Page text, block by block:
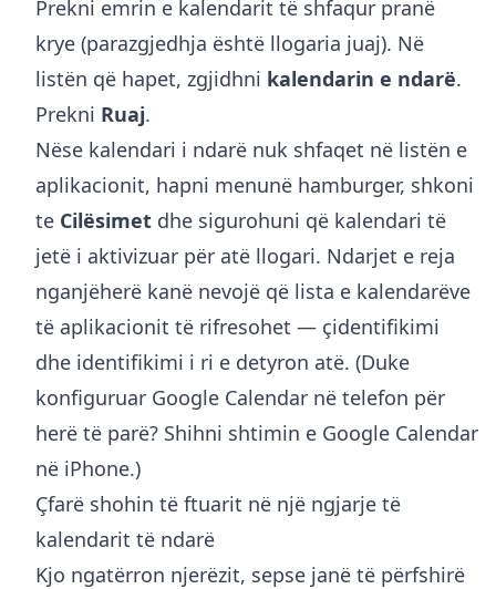
Prekni emrin e kalendarit të shfaqur pranë
krye (parazgjedhja është llogaria juaj). Në
listën që hapet, zgjidhni kalendarin e ndarë.
Prekni Ruaj.
Nëse kalendari i ndarë nuk shfaqet në listën e
aplikacionit, hapni menunë hamburger, shkoni
te Cilësimet dhe sigurohuni që kalendari të
jetë i aktivizuar për atë llogari. Ndarjet e reja
nganjëherë kanë nevojë që lista e kalendarëve
të aplikacionit të rifresohet — çidentifikimi
dhe identifikimi i ri e detyron atë. (Duke
konfiguruar Google Calendar në telefon për
herë të parë? Shihni shtimin e Google Calendar
në iPhone.)
Çfarë shohin të ftuarit në një ngjarje të
kalendarit të ndarë
Kjo ngatërron njerëzit, sepse janë të përfshirë